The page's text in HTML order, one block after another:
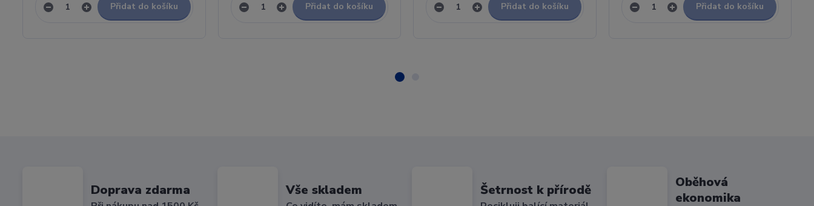
Přidat do košíku Přidat do košíku Přidat do košíku Přidat do košíku
Doprava zdarma Vše skladem Šetrnost k přírodě
Oběhová
ekonomika